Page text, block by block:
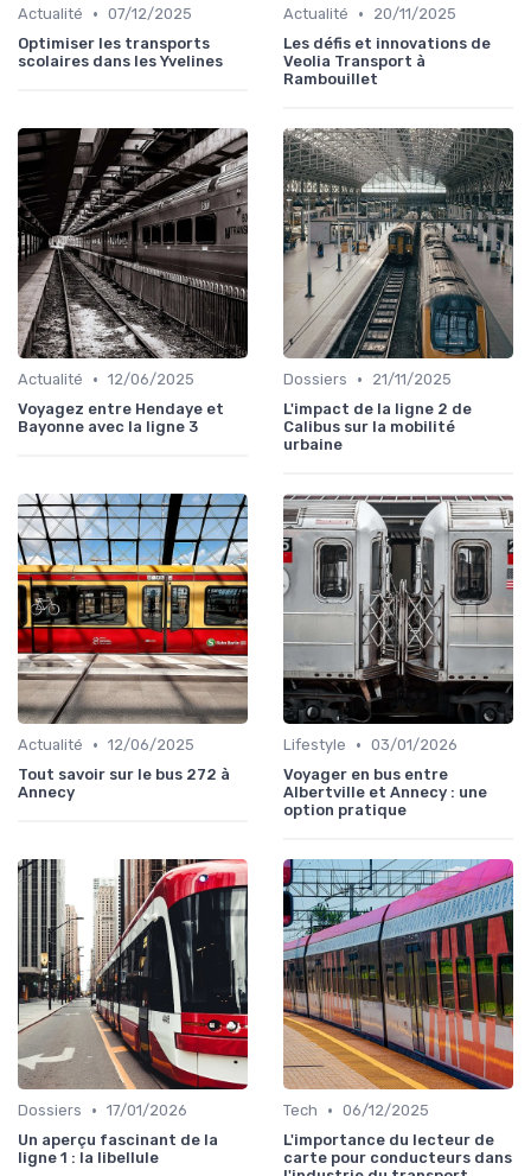
Actualité • 07/12/2025
Optimiser les transports
scolaires dans les Yvelines
Actualité •
20/11/2025
Les défis et innovations de
Veolia Transport à
Rambouillet
Actualité • 12/06/2025
Voyagez entre Hendaye et
Bayonne avec la ligne 3
Dossiers •
21/11/2025
L'impact de la ligne 2 de
Calibus sur la mobilité
urbaine
Actualité • 12/06/2025
Tout savoir sur le bus 272 à
Annecy
Lifestyle • 03/01/2026
Voyager en bus entre
Albertville et Annecy : une
option pratique
Dossiers • 17/01/2026
Un aperçu fascinant de la
ligne 1 : la libellule
Tech • 06/12/2025
L'importance du lecteur de
carte pour conducteurs dans